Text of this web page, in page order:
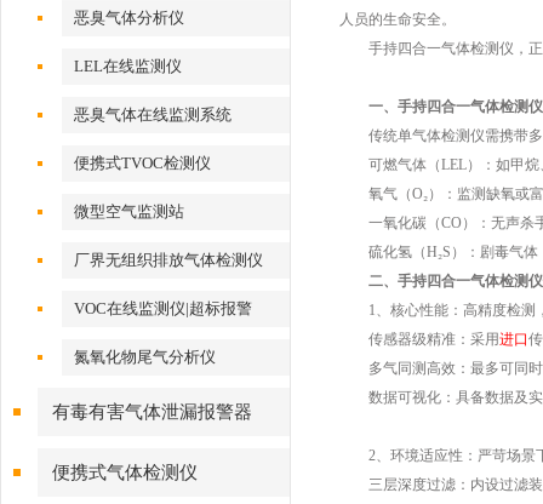
恶臭气体分析仪
LEL在线监测仪
恶臭气体在线监测系统
便携式TVOC检测仪
微型空气监测站
厂界无组织排放气体检测仪
VOC在线监测仪|超标报警
氮氧化物尾气分析仪
有毒有害气体泄漏报警器
便携式气体检测仪
人员的生命安全。
手持四合一气体检测仪，正
一、手持四合一气体检测
传统单气体检测仪需携带多
可燃气体（LEL）：如甲烷
氧气（O₂）：监测缺氧或富
一氧化碳（CO）：无声杀
硫化氢（H₂S）：剧毒气体
二、手持四合一气体检测
1、核心性能：高精度检测
传感器级精准：采用进口
多气同测高效：最多可同时
数据可视化：具备数据及实
2、环境适应性：严苛场景
三层深度过滤：内设过滤装